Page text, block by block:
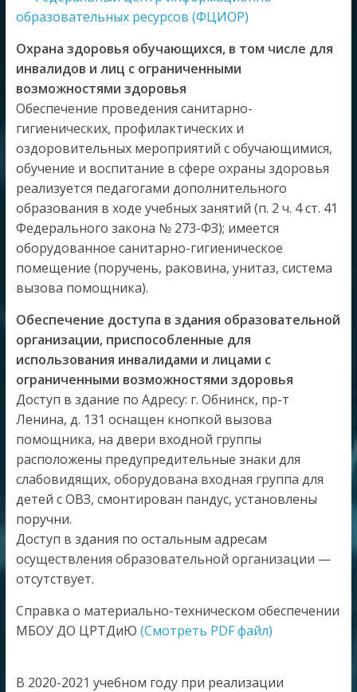
образовательных ресурсов (ФЦИОР)
Охрана здоровья обучающихся, в том числе для
инвалидов и лиц с ограниченными
возможностями здоровья
Обеспечение проведения санитарно-
гигиенических, профилактических и
оздоровительных мероприятий с обучающимися,
обучение и воспитание в сфере охраны здоровья
реализуется педагогами дополнительного
образования в ходе учебных занятий (п. 2 ч. 4 ст. 41
Федерального закона № 273-ФЗ); имеется
оборудованное санитарно-гигиеническое
помещение (поручень, раковина, унитаз, система
вызова помощника).
Обеспечение доступа в здания образовательной
организации, приспособленные для
использования инвалидами и лицами с
ограниченными возможностями здоровья
Доступ в здание по Адресу: г. Обнинск, пр-т
Ленина, д. 131 оснащен кнопкой вызова
помощника, на двери входной группы
расположены предупредительные знаки для
слабовидящих, оборудована входная группа для
детей с ОВЗ, смонтирован пандус, установлены
поручни.
Доступ в здания по остальным адресам
осуществления образовательной организации —
отсутствует.
Справка о материально-техническом обеспечении
МБОУ ДО ЦРТДиЮ (Смотреть PDF файл)
В 2020-2021 учебном году при реализации